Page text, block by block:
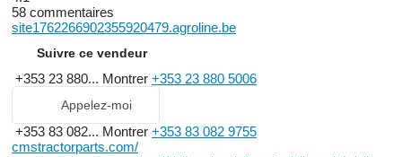
58 commentaires
site1762266902355920479.agroline.be
Suivre ce vendeur
+353 23 880... Montrer +353 23 880 5006
Appelez-moi
+353 83 082... Montrer +353 83 082 9755
cmstractorparts.com/